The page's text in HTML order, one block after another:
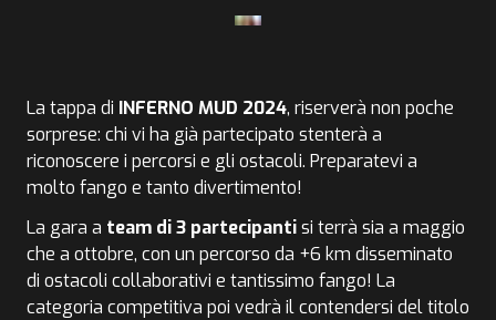
La tappa di INFERNO MUD 2024, riserverà non poche
sorprese: chi vi ha già partecipato stenterà a
riconoscere i percorsi e gli ostacoli. Preparatevi a
molto fango e tanto divertimento!
La gara a team di 3 partecipantisi terrà sia a maggio
che a ottobre, con un percorso da +6 km disseminato
di ostacoli collaborativi e tantissimo fango! La
categoria competitiva poi vedrà il contendersi del titolo